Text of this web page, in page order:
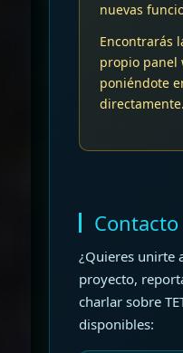
nuevas
Encontrarás
propio panel
poniéndote
¿Quieres unirte
proyecto,
charlar sobre
disponibles: